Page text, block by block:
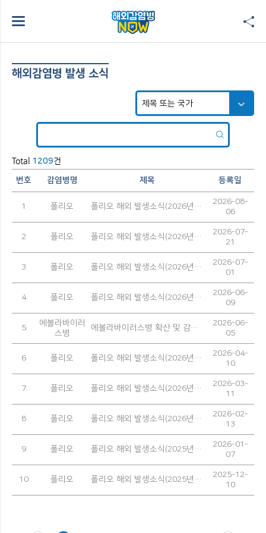
해외감염병 발생 소식
Total 1209건
번호 감염병명 제목 등록일
1 폴리오 폴리오 해외 발생소식(2026년 7월)
2026-08-
06
2 폴리오 폴리오 해외 발생소식(2026년 6월)
2026-07-
21
3 폴리오 폴리오 해외 발생소식(2026년 5월)
2026-07-
01
4 폴리오 폴리오 해외 발생소식(2026년 4월)
2026-06-
09
5
에볼라바이러
스병
에볼라바이러스병 확산 및 감염 예방을 위한 안내
2026-06-
05
6 폴리오 폴리오 해외 발생소식(2026년 3월)
2026-04-
10
7 폴리오 폴리오 해외 발생소식(2026년 2월)
2026-03-
11
8 폴리오 폴리오 해외 발생소식(2026년 1월)
2026-02-
13
9 폴리오 폴리오 해외 발생소식(2025년 12월)
2026-01-
07
10 폴리오 폴리오 해외 발생소식(2025년 11월)
2025-12-
10